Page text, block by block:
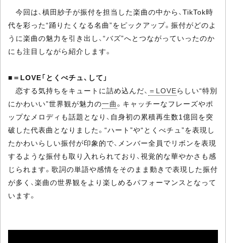
今回は、槙田紗子が振付を担当した楽曲の中から、TikTok時
代を彩った“踊りたくなる名曲”をピックアップ。振付がどのよ
うに楽曲の魅力を引き出し、“バズ”へとつながっていったのか
にも注目しながら紹介します。
■ ＝LOVE「とくべチュ、して」
恋する気持ちをキュートに詰め込んだ、 ＝LOVEらしい“特別
にかわいい”世界観が魅力の一曲。キャッチーなフレーズやポ
ップなメロディも話題となり、自身初の累積再生数1億回を突
破した代表曲となりました。“ハート”や“とくべチュ”を表現し
たかわいらしい振付が印象的で、メンバー全員でリボンを表現
するような振付も取り入れられており、視覚的な華やかさも感
じられます。歌詞の単語や感情をそのまま動きで表現した振付
が多く、楽曲の世界観をより楽しめるパフォーマンスとなって
います。